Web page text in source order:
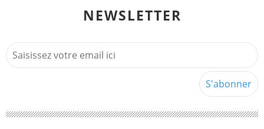
NEWSLETTER